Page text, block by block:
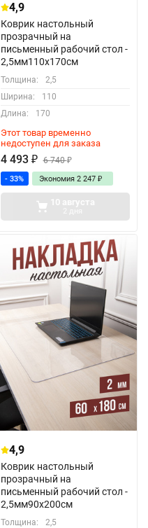
4,9
Коврик настольный
прозрачный на
письменный рабочий стол -
2,5мм110x170см
Толщина:
2,5
Ширина:
110
Длина:
170
Этот товар временно
недоступен для заказа
4 493 ₽ 6 740₽
- 33% Экономия 2 247 ₽
10 августа
4,9
Коврик настольный
прозрачный на
письменный рабочий стол -
2,5мм90x200см
Толщина:
2,5